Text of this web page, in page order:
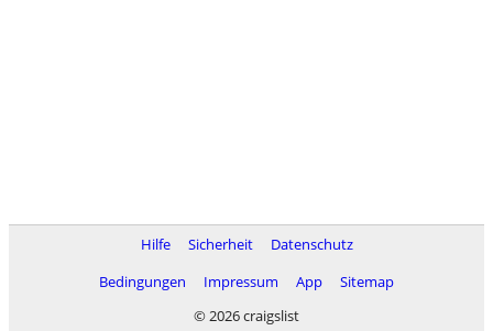
Hilfe Sicherheit
Datenschutz
Bedingungen
Impressum App
Sitemap
© 2026 craigslist